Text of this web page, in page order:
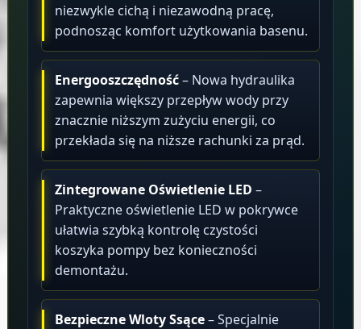
niezwykle cichą i niezawodną pracę,
podnosząc komfort użytkowania basenu.
Energooszczędność– Nowa hydraulika
zapewnia większy przepływ wody przy
znacznie niższym zużyciu energii, co
przekłada się na niższe rachunki za prąd.
Zintegrowane Oświetlenie LED –
Praktyczne oświetlenie LED w pokrywce
ułatwia szybką kontrolę czystości
koszyka pompy bez konieczności
demontażu.
Bezpieczne Wloty Ssące– Specjalnie